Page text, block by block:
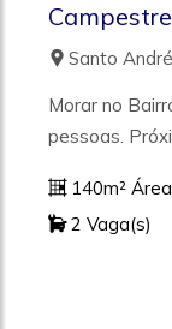
Campestre
Santo
Morar no
pessoas.
140m²
2 Vaga(s)